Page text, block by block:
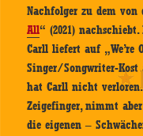
Nachfolger zu dem
All“ (2021)
Carll liefert auf „We’re
Singer/Songwriter-Kost
hat Carll nicht
Zeigefinger, nimmt
die eigenen –